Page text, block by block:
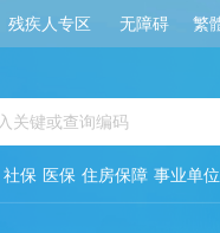
残疾人专区 无障碍 繁
社保 医保 住房保障 事业单